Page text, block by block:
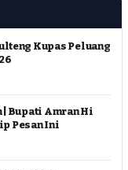
Kupas Peluang
Bupati Amran Hi
Pesan Ini